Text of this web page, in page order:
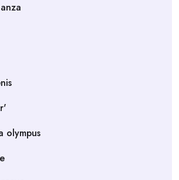
olympus